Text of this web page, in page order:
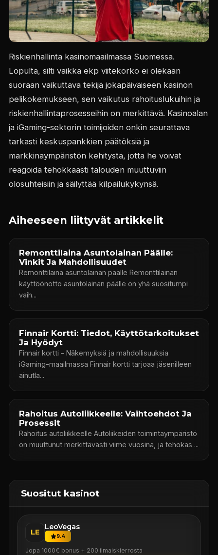
Riskienhallinta kasinomaailmassa Suomessa.
Lopulta, silti vaikka ekp viitekorko ei olekaan
suoraan vaikuttava tekijä jokapäiväiseen kasinon
pelikokemukseen, sen vaikutus rahoituslukuihin ja
riskienhallintaprosesseihin on merkittävä. Kasinoalan
ja iGaming-sektorin toimijoiden onkin seurattava
tarkasti keskuspankkien päätöksiä ja
markkinaympäristön kehitystä, jotta he voivat
reagoida tehokkaasti talouden muuttuviin
olosuhteisiin ja säilyttää kilpailukykynsä.
Aiheeseen liittyvät artikkelit
Remonttilaina Asuntolainan Päälle:
Vinkit Ja Mahdollisuudet
Remonttilaina asuntolainan päälle Remonttilainan
käyttöönotto asuntolainan päälle on yhä suositumpi
vaih...
Finnair Kortti: Tiedot, Käyttötarkoitukset
Ja Hyödyt
Finnair kortti – Näkemyksiä ja mahdollisuuksia
iGaming-maailmassa Finnair kortti tarjoaa jäsenilleen
ainutla...
Rahoitus Autoliikkeelle: Vaihtoehdot Ja
Prosessit
Rahoitus autoliikkeelle Autoliikeiden toimintaympäristö
on muuttunut merkittävästi viime vuosina, ja tehokas ...
Suositut kasinot
LE
LeoVegas
9.4
Jopa 1000€ bonus + 200 ilmaiskierrosta